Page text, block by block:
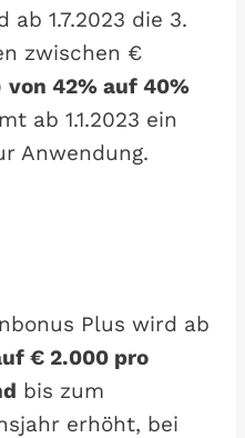
1.7.2023 die 3.
zwischen €
von 42% auf 40%
ab 1.1.2023 ein
Anwendung.
Plus wird ab
€ 2.000 pro
bis zum
erhöht, bei